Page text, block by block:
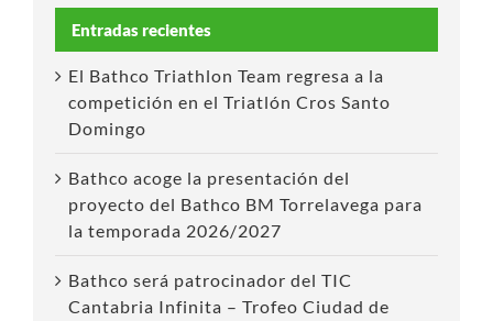
Entradas recientes
El Bathco Triathlon Team regresa a la
competición en el Triatlón Cros Santo
Domingo
Bathco acoge la presentación del
proyecto del Bathco BM Torrelavega para
la temporada 2026/2027
Bathco será patrocinador del TIC
Cantabria Infinita – Trofeo Ciudad de